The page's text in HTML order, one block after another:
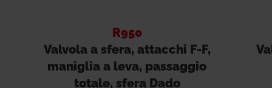
R950
Valvola a sfera, attacchi F-F,
maniglia a leva, passaggio
totale, sfera Dado